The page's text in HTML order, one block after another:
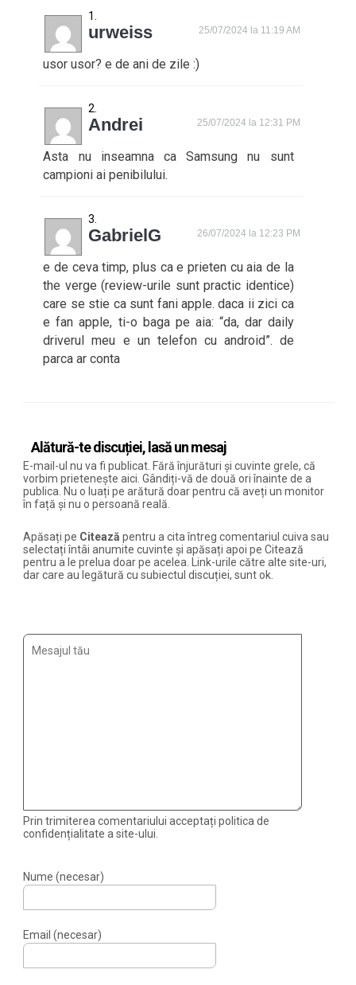
urweiss 25/07/2024 la 11:19 AM
usor usor? e de ani de zile :)
Andrei 25/07/2024 la 12:31 PM
Asta nu inseamna ca Samsung nu sunt
campioni ai penibilului.
GabrielG 26/07/2024 la 12:23 PM
e de ceva timp, plus ca e prieten cu aia de la
the verge (review-urile sunt practic identice)
care se stie ca sunt fani apple. daca ii zici ca
e fan apple, ti-o baga pe aia: “da, dar daily
driverul meu e un telefon cu android”. de
parca ar conta
Alătură-te discuției, lasă un mesaj
E-mail-ul nu va fi publicat. Fără înjurături și cuvinte grele, că
vorbim prietenește aici. Gândiți-vă de două ori înainte de a
publica. Nu o luați pe arătură doar pentru că aveți un monitor
în față și nu o persoană reală.
Apăsați pe Citează pentru a cita întreg comentariul cuiva sau
selectați întâi anumite cuvinte și apăsați apoi pe Citează
pentru a le prelua doar pe acelea. Link-urile către alte site-uri,
dar care au legătură cu subiectul discuției, sunt ok.
Prin trimiterea comentariului acceptați politica de
confidențialitate a site-ului.
Nume (necesar)
Email (necesar)